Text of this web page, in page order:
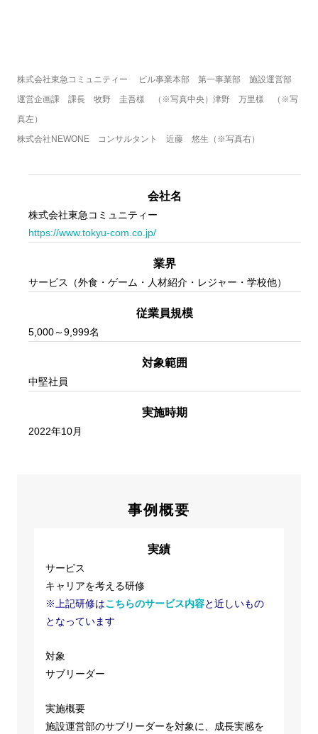
株式会社東急コミュニティー 　ビル事業本部　第一事業部　施設運営部
運営企画課　課長　牧野　圭吾様　（※写真中央）津野　万里様　（※写
真左）
株式会社NEWONE　コンサルタント　近藤　悠生（※写真右）
会社名
株式会社東急コミュニティー
https://www.tokyu-com.co.jp/
業界
サービス（外食・ゲーム・人材紹介・レジャー・学校他）
従業員規模
5,000～9,999名
対象範囲
中堅社員
実施時期
2022年10月
事例概要
実績
サービス
キャリアを考える研修
※上記研修はこちらのサービス内容と近しいもの
となっています
対象
サブリーダー
実施概要
施設運営部のサブリーダーを対象に、成長実感を